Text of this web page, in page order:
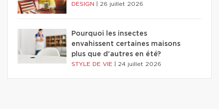
DESIGN 26 juillet 2026
Pourquoi les insectes
envahissent certaines maisons
plus que d'autres en été?
STYLE DE VIE 24 juillet 2026